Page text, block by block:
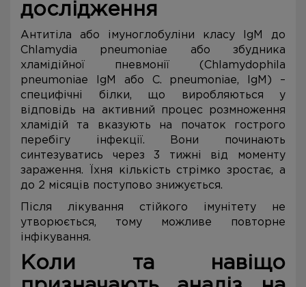
дослідження
Антитіла або імуноглобуліни класу IgM до
Chlamydia pneumoniae або збудника
хламідійної пневмонії (Chlamydophila
pneumoniae IgM або C. pneumoniae, IgM) –
специфічні білки, що виробляються у
відповідь на активний процес розмноження
хламідій та вказують на початок гострого
перебігу інфекції. Вони починають
синтезуватись через 3 тижні від моменту
зараження. Їхня кількість стрімко зростає, а
до 2 місяців поступово знижується.
Після лікування стійкого імунітету не
утворюється, тому можливе повторне
інфікування.
Коли та навіщо